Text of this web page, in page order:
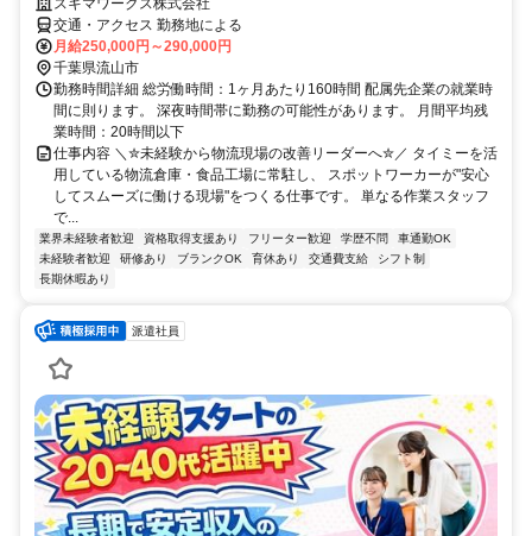
交通・アクセス 勤務地による
月給250,000円～290,000円
千葉県流山市
勤務時間詳細 総労働時間：1ヶ月あたり160時間 配属先企業の就業時
間に則ります。 深夜時間帯に勤務の可能性があります。 月間平均残
業時間：20時間以下
仕事内容 ＼✮未経験から物流現場の改善リーダーへ✮／ タイミーを活
用している物流倉庫・食品工場に常駐し、 スポットワーカーが"安心
してスムーズに働ける現場"をつくる仕事です。 単なる作業スタッフ
で...
業界未経験者歓迎 資格取得支援あり フリーター歓迎 学歴不問
車通勤OK
未経験者歓迎
研修あり ブランクOK 育休あり 交通費支給
シフト制
長期休暇あり
派遣社員